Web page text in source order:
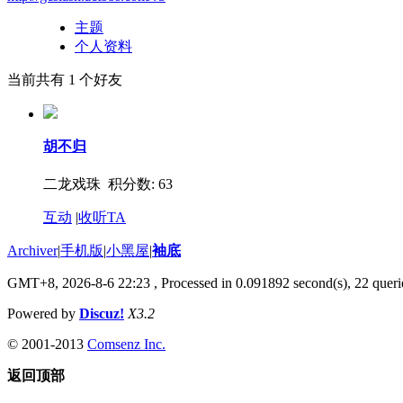
主题
个人资料
当前共有 1 个好友
胡不归
二龙戏珠 积分数: 63
互动 |收听TA
Archiver|手机版|小黑屋|袖底
GMT+8, 2026-8-6 22:23 , Processed in 0.091892 second(s), 22
Powered by Discuz! X3.2
© 2001-2013 Comsenz Inc.
返回顶部